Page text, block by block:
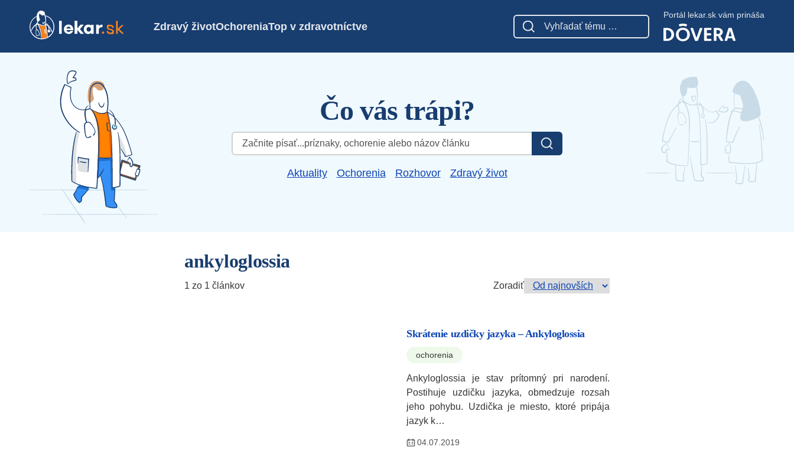
Zdravý životOchoreniaTop v zdravotníctve
Portál lekar.sk vám prináša
Čo vás trápi?
Hľadať:
Aktuality Ochorenia Rozhovor Zdravý život
ankyloglossia
1 zo 1 článkov Zoradiť
Skrátenie uzdičky jazyka – Ankyloglossia
ochorenia
Ankyloglossia je stav prítomný pri narodení.
Postihuje uzdičku jazyka, obmedzuje rozsah
jeho pohybu. Uzdička je miesto, ktoré pripája
jazyk k…
04.07.2019